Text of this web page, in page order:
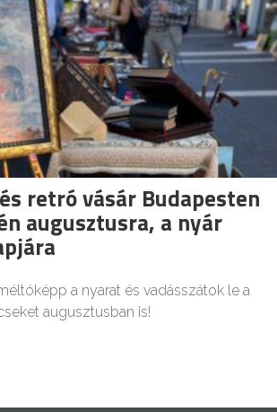
retró vásár Budapesten
augusztusra, a nyár
a nyarat és vadásszátok le a
augusztusban is!